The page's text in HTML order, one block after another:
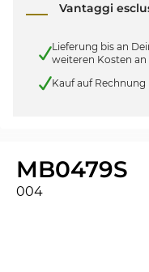
Vantaggi
Lieferung bis an
weiteren Kosten an
Kauf auf Rechnung
MB0479S
004